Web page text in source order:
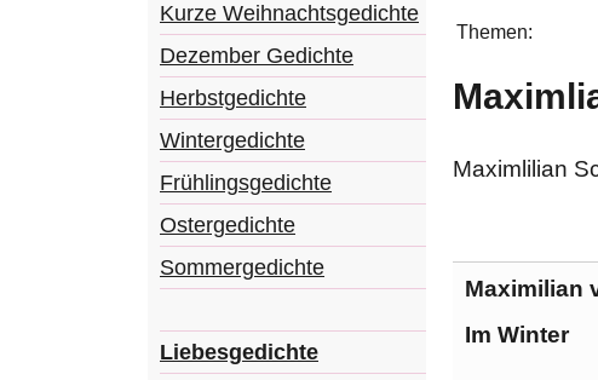
Kurze Weihnachtsgedichte
Dezember Gedichte
Herbstgedichte
Wintergedichte
Frühlingsgedichte
Ostergedichte
Sommergedichte
Liebesgedichte
Themen:
Maximlilian
Maximilian
Im Winter